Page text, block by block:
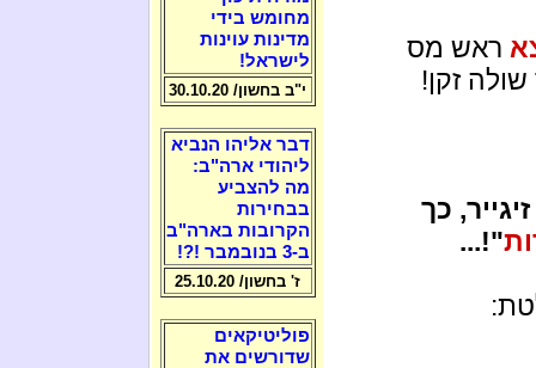
ראש מס
זקן!
כך
"!...
מחומש בידי
מדינות עוינות
לישראל!
י"ב בחשון/ 30.10.20
דבר אליהו הנביא
ליהודי ארה"ב:
מה להצביע
בבחירות
הקרובות בארה"ב
ב-3 בנובמבר !?!
ז' בחשון/ 25.10.20
פוליטיקאים
שדורשים את